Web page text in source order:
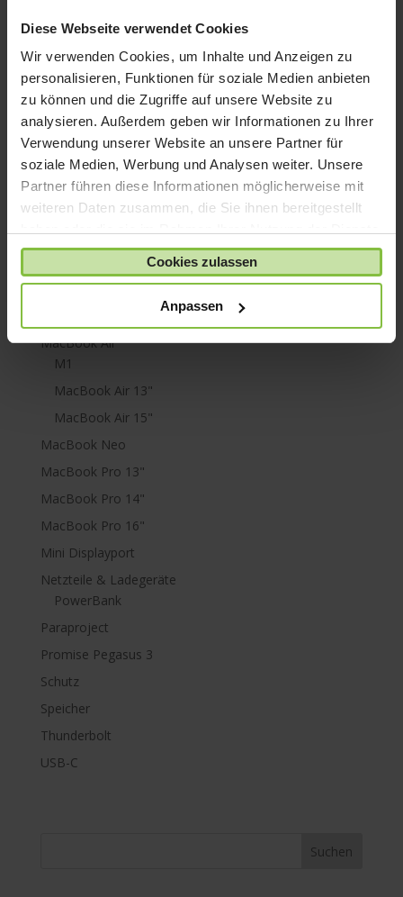
Diese Webseite verwendet Cookies
Wir verwenden Cookies, um Inhalte und Anzeigen zu
personalisieren, Funktionen für soziale Medien anbieten
zu können und die Zugriffe auf unsere Website zu
analysieren. Außerdem geben wir Informationen zu Ihrer
Verwendung unserer Website an unsere Partner für
soziale Medien, Werbung und Analysen weiter. Unsere
Partner führen diese Informationen möglicherweise mit
weiteren Daten zusammen, die Sie ihnen bereitgestellt
gesammelt haben.
Cookies zulassen
Anpassen
iPod shuffle
iPod touch
Kabel & Adapter
Kopfhörer
LaCie Rugged
Lightning
Mac mini
Mac Studio
MacBook Air
M1
MacBook Air 13"
MacBook Air 15"
MacBook Neo
MacBook Pro 13"
MacBook Pro 14"
MacBook Pro 16"
Mini Displayport
Netzteile & Ladegeräte
PowerBank
Paraproject
Promise Pegasus 3
Schutz
Speicher
Thunderbolt
USB-C